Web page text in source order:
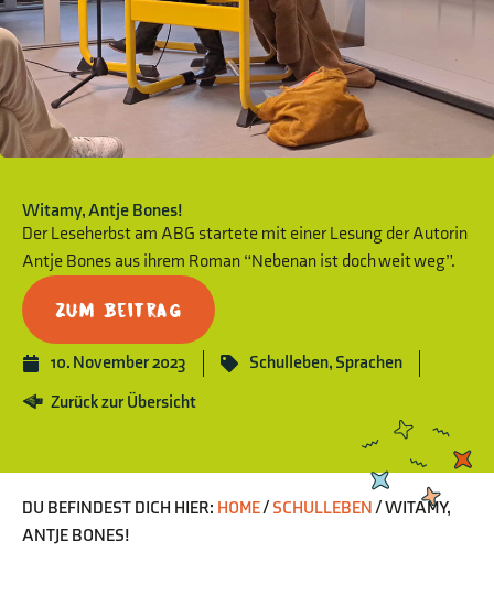
Witamy, Antje Bones!
Der Leseherbst am ABG startete mit einer Lesung der Autorin
Antje Bones aus ihrem Roman “Nebenan ist doch weit weg”.
Zum Beitrag
10. November 2023 Schulleben, Sprachen
Zurück zur Übersicht
DU BEFINDEST DICH HIER: HOME/ SCHULLEBEN/WITAMY,
ANTJE BONES!